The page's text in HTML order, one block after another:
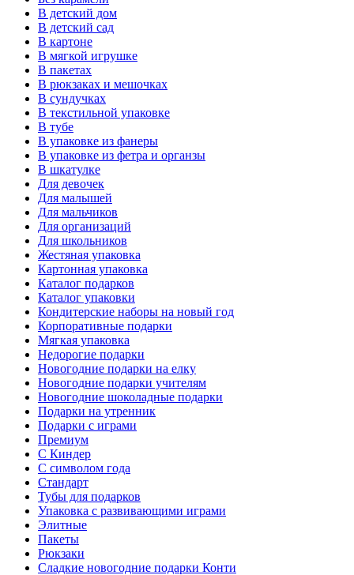
В детский дом
В детский сад
В картоне
В мягкой игрушке
В пакетах
В рюкзаках и мешочках
В сундучках
В текстильной упаковке
В тубе
В упаковке из фанеры
В упаковке из фетра и органзы
В шкатулке
Для девочек
Для малышей
Для мальчиков
Для организаций
Для школьников
Жестяная упаковка
Картонная упаковка
Каталог подарков
Каталог упаковки
Кондитерские наборы на новый год
Корпоративные подарки
Мягкая упаковка
Недорогие подарки
Новогодние подарки на елку
Новогодние подарки учителям
Новогодние шоколадные подарки
Подарки на утренник
Подарки с играми
Премиум
С Киндер
С символом года
Стандарт
Тубы для подарков
Упаковка с развивающими играми
Элитные
Пакеты
Рюкзаки
Сладкие новогодние подарки Конти